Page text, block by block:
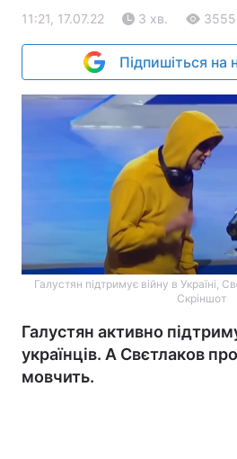
11:21, 17.07.22 3 хв.
Підпишіться на
Галустян підтримує війну в Україні,
Скріншот
Галустян активно
українців. А Свєтлаков про
мовчить.